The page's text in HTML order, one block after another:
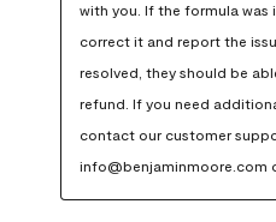
with you. If the formula was
correct it and report the
resolved, they should be
refund. If you need
contact our customer
info@benjaminmoore.com